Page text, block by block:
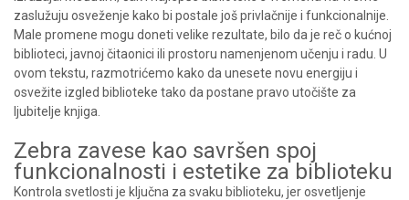
zaslužuju osveženje kako bi postale još privlačnije i funkcionalnije.
Male promene mogu doneti velike rezultate, bilo da je reč o kućnoj
biblioteci, javnoj čitaonici ili prostoru namenjenom učenju i radu. U
ovom tekstu, razmotrićemo kako da unesete novu energiju i
osvežite izgled biblioteke tako da postane pravo utočište za
ljubitelje knjiga.
Zebra zavese kao savršen spoj
funkcionalnosti i estetike za biblioteku
Kontrola svetlosti je ključna za svaku biblioteku, jer osvetljenje